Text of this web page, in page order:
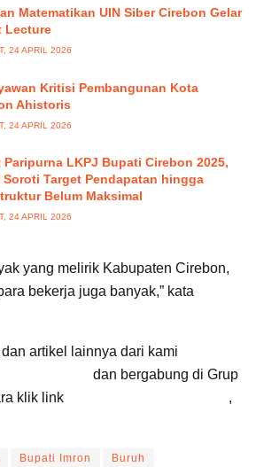
Matematikan UIN Siber Cirebon Gelar
Lecture
24 APRIL 2026
Kritisi Pembangunan Kota
Ahistoris
24 APRIL 2026
Paripurna LKPJ Bupati Cirebon 2025,
Soroti Target Pendapatan hingga
Belum Maksimal
24 APRIL 2026
yang melirik Kabupaten Cirebon,
bekerja juga banyak,” kata
artikel lainnya dari kami
dan bergabung di Grup
klik link
,
Bupati Imron Buruh